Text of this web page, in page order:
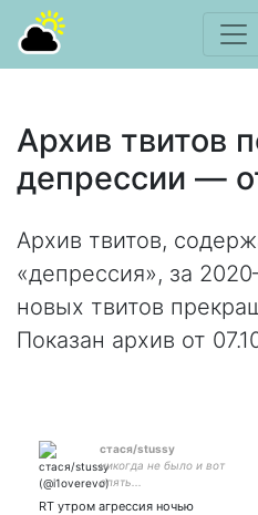
Архив твитов
депрессии —
Архив твитов,
«депрессия», за
новых твитов
Показан архив от
стася/stussy
никогда не было и вот
опять...
RT утром агрессия ночью